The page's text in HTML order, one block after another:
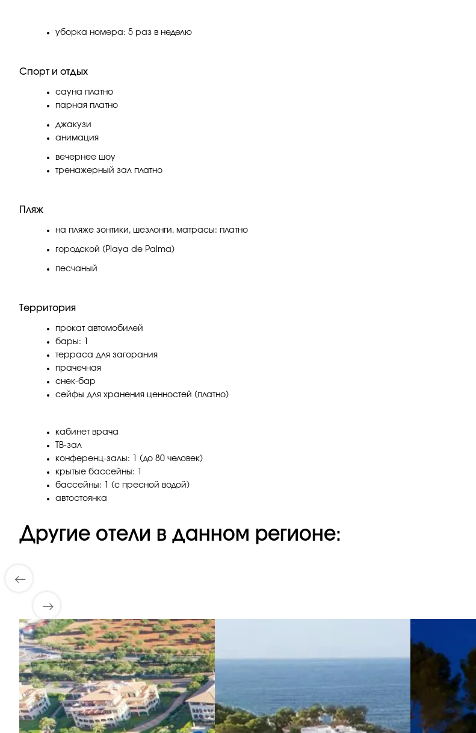
уборка номера: 5 раз в неделю
Спорт и отдых
сауна платно
парная платно
джакузи
анимация
вечернее шоу
тренажерный зал платно
Пляж
на пляже зонтики, шезлонги, матрасы: платно
городской (Playa de Palma)
песчаный
Территория
прокат автомобилей
бары: 1
терраса для загорания
прачечная
снек-бар
сейфы для хранения ценностей (платно)
кабинет врача
ТВ-зал
конференц-залы: 1 (до 80 человек)
крытые бассейны: 1
бассейны: 1 (с пресной водой)
автостоянка
Другие отели в данном регионе: